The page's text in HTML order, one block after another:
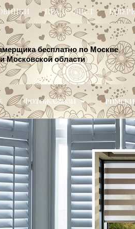
ПРАЙС-ЛИСТ
бесплатно по Москве
и Московской области
ФОТОЖАЛЮЗИ